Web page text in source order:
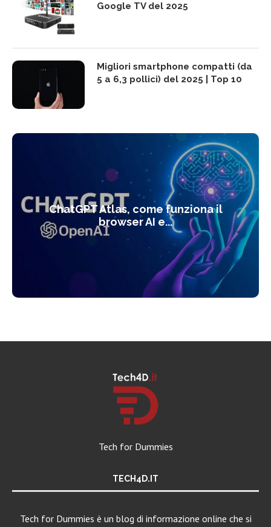
Google TV del 2025
Migliori smartphone compatti (da
5 a 6,3 pollici) del 2025 | Top 10
ChatGPT Atlas, come funziona il
browser AI e...
Tech for Dummies
TECH4D.IT
Tech for Dummies è un blog di informazione online che si